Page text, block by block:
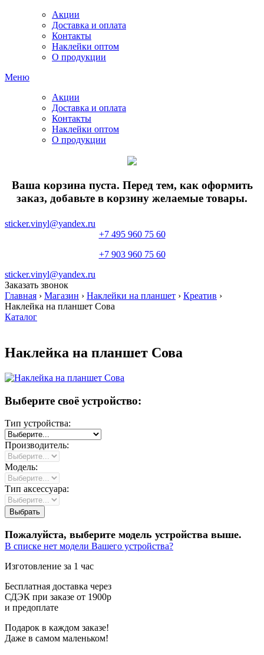
Акции
Доставка и оплата
Контакты
Наклейки оптом
О продукции
Меню
Акции
Доставка и оплата
Контакты
Наклейки оптом
О продукции
Ваша корзина пуста. Перед тем, как оформить
заказ, добавьте в корзину желаемые товары.
sticker.vinyl@yandex.ru
+7 495 960 75 60
+7 903 960 75 60
sticker.vinyl@yandex.ru
Заказать звонок
Главная › Магазин › Наклейки на планшет › Креатив ›
Наклейка на планшет Сова
Каталог
Наклейка на планшет Сова
Выберите своё устройство:
Тип устройства:
Производитель:
Модель:
Тип аксессуара:
Пожалуйста, выберите модель устройства выше.
В списке нет модели Вашего устройства?
Изготовление за 1 час
Бесплатная доставка через
СДЭК при заказе от 1900р
и предоплате
Подарок в каждом заказе!
Даже в самом маленьком!